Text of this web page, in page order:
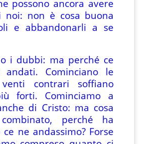
possono ancora avere
noi: non è cosa buona
e abbandonarli a se
i dubbi: ma perché ce
Cominciano le
contrari soffiano
forti. Cominciamo a
di Cristo: ma cosa
perché ha
ne andassimo? Forse